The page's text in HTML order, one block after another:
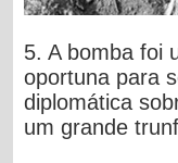
5. A bomba foi
oportuna para
diplomática
um grande